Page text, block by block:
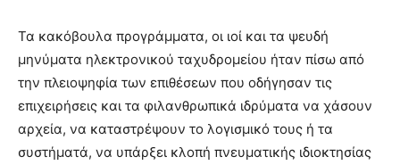
Τα κακόβουλα προγράμματα, οι ιοί και τα ψευδή
μηνύματα ηλεκτρονικού ταχυδρομείου ήταν πίσω από
την πλειοψηφία των επιθέσεων που οδήγησαν τις
επιχειρήσεις και τα φιλανθρωπικά ιδρύματα να χάσουν
αρχεία, να καταστρέψουν το λογισμικό τους ή τα
συστήματά, να υπάρξει κλοπή πνευματικής ιδιοκτησίας